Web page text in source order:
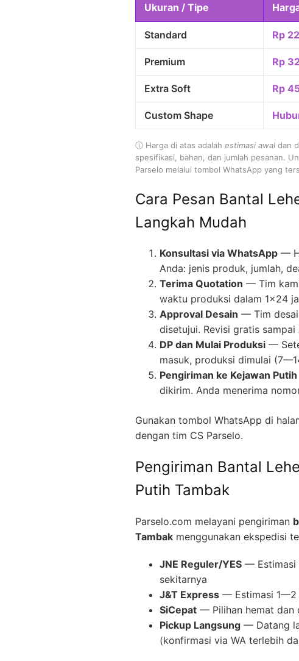
Ukuran / Tipe
Standard Rp
Premium Rp
Extra Soft Rp
Custom Shape
ⓘ Harga di atas adalah estimasi awal dan
spesifikasi, bahan, dan jumlah pesanan.
Parselo melalui tombol WhatsApp yang
Cara Pesan Bantal
Langkah Mudah
Konsultasi via WhatsApp —
Anda: jenis produk, jumlah,
Terima Quotation — Tim
waktu produksi dalam 1×24
Approval Desain — Tim
disetujui. Revisi gratis sampai
DP dan Mulai Produksi —
masuk, produksi dimulai
Pengiriman ke Kejawan
dikirim. Anda menerima
Gunakan tombol WhatsApp di
dengan tim CS Parselo.
Pengiriman Bantal
Putih Tambak
Parselo.com melayani pengiriman
Tambak menggunakan ekspedisi
JNE Reguler/YES — Estimasi
sekitarnya
J&T Express — Estimasi 1—2
SiCepat — Pilihan hemat dan
Pickup Langsung — Datang
(konfirmasi via WA terlebih